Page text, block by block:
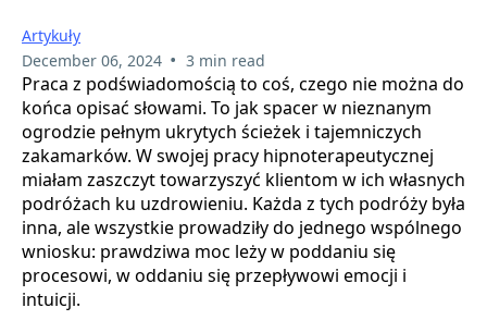
Artykuły
December 06, 2024 • 3 min read
Praca z podświadomością to coś, czego nie można do
końca opisać słowami. To jak spacer w nieznanym
ogrodzie pełnym ukrytych ścieżek i tajemniczych
zakamarków. W swojej pracy hipnoterapeutycznej
miałam zaszczyt towarzyszyć klientom w ich własnych
podróżach ku uzdrowieniu. Każda z tych podróży była
inna, ale wszystkie prowadziły do jednego wspólnego
wniosku: prawdziwa moc leży w poddaniu się
procesowi, w oddaniu się przepływowi emocji i
intuicji.